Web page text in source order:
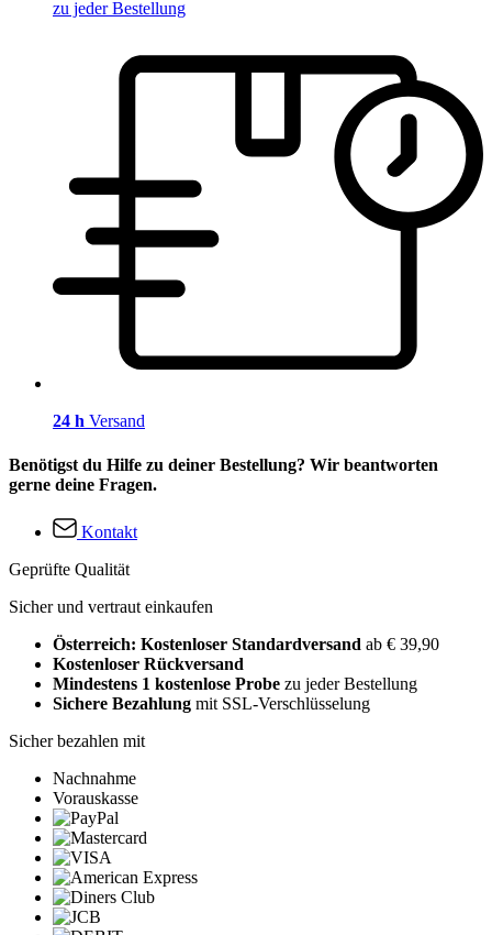
zu jeder Bestellung
24 h Versand
Benötigst du Hilfe zu deiner Bestellung? Wir beantworten
gerne deine Fragen.
Kontakt
Geprüfte Qualität
Sicher und vertraut einkaufen
Österreich: Kostenloser Standardversand ab € 39,90
Kostenloser Rückversand
Mindestens 1 kostenlose Probe zu jeder Bestellung
Sichere Bezahlung mit SSL-Verschlüsselung
Sicher bezahlen mit
Nachnahme
Vorauskasse